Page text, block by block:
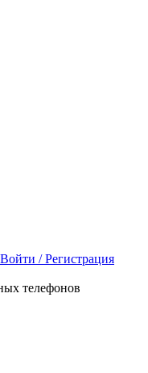
Войти / Регистрация
телефонов